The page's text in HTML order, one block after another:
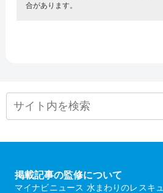
合があります。
掲載記事の監修について
マイナビニュース 水まわりのレスキ